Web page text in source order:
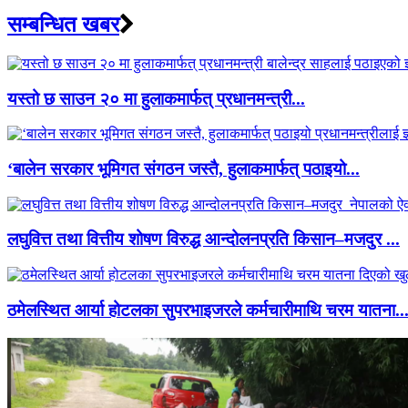
सम्बन्धित खबर
यस्तो छ साउन २० मा हुलाकमार्फत् प्रधानमन्त्री...
‘बालेन सरकार भूमिगत संगठन जस्तै, हुलाकमार्फत् पठाइयो...
लघुवित्त तथा वित्तीय शोषण विरुद्ध आन्दोलनप्रति किसान–मजदुर ...
ठमेलस्थित आर्या होटलका सुपरभाइजरले कर्मचारीमाथि चरम यातना...